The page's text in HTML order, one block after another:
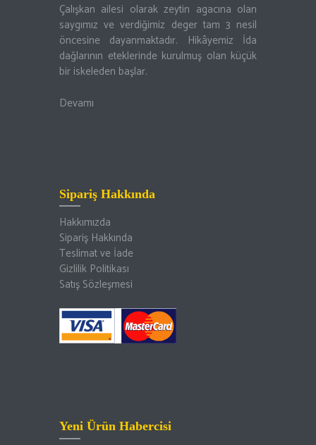
Çalışkan ailesi olarak zeytin agacına olan
saygımız ve verdiğimiz deger tam 3 nesil
öncesine dayanmaktadır. Hikâyemiz İda
dağlarının eteklerinde kurulmuş olan küçük
bir iskeleden başlar.
Devamı
Sipariş Hakkında
Hakkımızda
Sipariş Hakkında
Teslimat ve İade
Gizlilik Politikası
Satış Sözleşmesi
Yeni Ürün Habercisi